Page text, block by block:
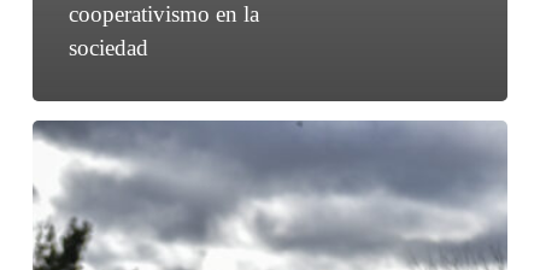
cooperativismo en la
sociedad